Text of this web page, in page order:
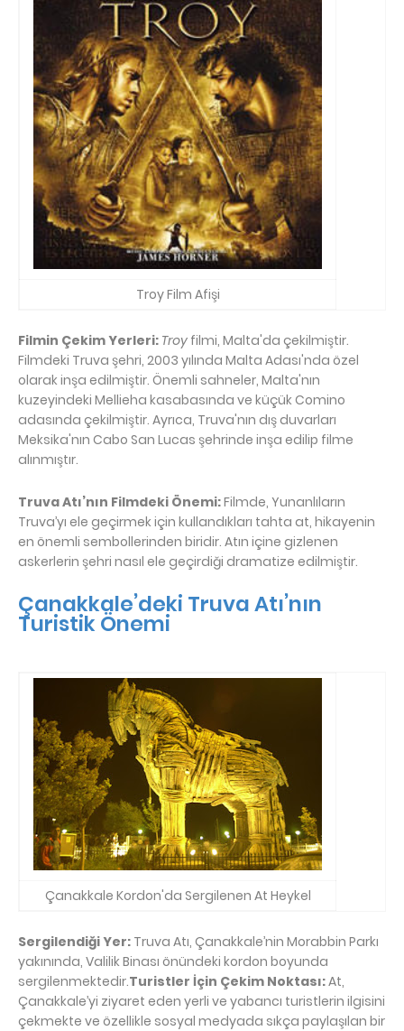
Troy Film Afişi
Filmin Çekim Yerleri: Troy filmi, Malta'da çekilmiştir.
Filmdeki Truva şehri, 2003 yılında Malta Adası'nda özel
olarak inşa edilmiştir. Önemli sahneler, Malta'nın
kuzeyindeki Mellieha kasabasında ve küçük Comino
adasında çekilmiştir. Ayrıca, Truva'nın dış duvarları
Meksika'nın Cabo San Lucas şehrinde inşa edilip filme
alınmıştır.
Truva Atı’nın Filmdeki Önemi:Filmde, Yunanlıların
Truva’yı ele geçirmek için kullandıkları tahta at, hikayenin
en önemli sembollerinden biridir. Atın içine gizlenen
askerlerin şehri nasıl ele geçirdiği dramatize edilmiştir.
Çanakkale’deki Truva Atı’nın
Turistik Önemi
Çanakkale Kordon'da Sergilenen At Heykel
Sergilendiği Yer: Truva Atı, Çanakkale’nin Morabbin Parkı
yakınında, Valilik Binası önündeki kordon boyunda
sergilenmektedir.Turistler İçin Çekim Noktası:At,
Çanakkale’yi ziyaret eden yerli ve yabancı turistlerin ilgisini
çekmekte ve özellikle sosyal medyada sıkça paylaşılan bir